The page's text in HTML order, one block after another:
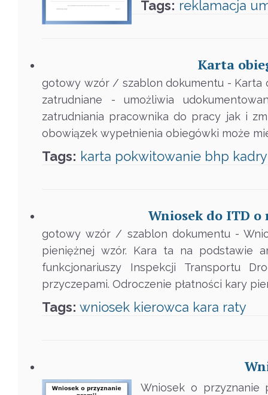
Tags: reklamacja
Karta
gotowy wzór / szablon dokumentu -
zatrudniane - umożliwia
zatrudniania pracownika do pracy jak i
obowiązek wypełnienia obiegówki może
Tags: karta pokwitowanie bhp kadry
Wniosek do ITD
gotowy wzór / szablon dokumentu -
pieniężnej wzór. Kara ta na podstawie
funkcjonariuszy Inspekcji Transportu
przyczepami. Odroczenie płatności kary
Tags: wniosek kierowca kara raty
Wniosek o przyznanie